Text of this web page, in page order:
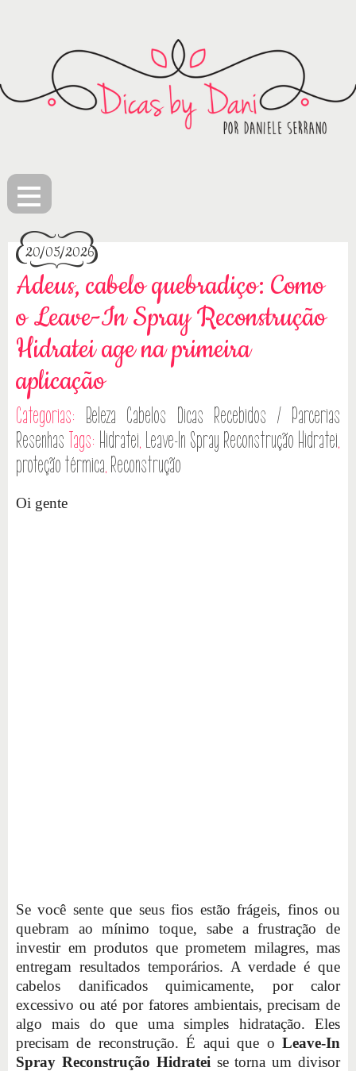
≡
20/05/2026
Adeus, cabelo quebradiço: Como
o Leave-In Spray Reconstrução
Hidratei age na primeira
aplicação
Categorias: Beleza Cabelos Dicas Recebidos / Parcerias
Resenhas Tags: Hidratei, Leave-In Spray Reconstrução Hidratei,
proteção térmica, Reconstrução
Oi gente
Se você sente que seus fios estão frágeis, finos ou
quebram ao mínimo toque, sabe a frustração de
investir em produtos que prometem milagres, mas
entregam resultados temporários. A verdade é que
cabelos danificados quimicamente, por calor
excessivo ou até por fatores ambientais, precisam de
algo mais do que uma simples hidratação. Eles
precisam de reconstrução. É aqui que o Leave-In
Spray Reconstrução Hidratei se torna um divisor